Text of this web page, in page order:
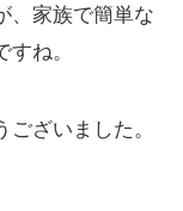
、家族で簡単な
ね。
ざいました。